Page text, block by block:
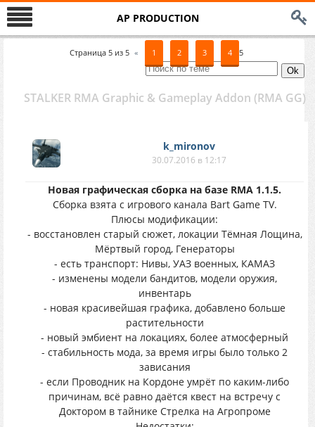
AP PRODUCTION
Страница 5 из 5 « 1 2 3 4 5
STALKER RMA Graphic & Gameplay Addon (RMA GG)
k_mironov
30.07.2016 в 12:17
Новая графическая сборка на базе RMA 1.1.5.
Сборка взята с игрового канала Bart Game TV.
Плюсы модификации:
- восстановлен старый сюжет, локации Тёмная Лощина,
Мёртвый город, Генераторы
- есть транспорт: Нивы, УАЗ военных, КАМАЗ
- изменены модели бандитов, модели оружия,
инвентарь
- новая красивейшая графика, добавлено больше
растительности
- новый эмбиент на локациях, более атмосферный
- стабильность мода, за время игры было только 2
зависания
- если Проводник на Кордоне умрёт по каким-либо
причинам, всё равно даётся квест на встречу с
Доктором в тайнике Стрелка на Агропроме